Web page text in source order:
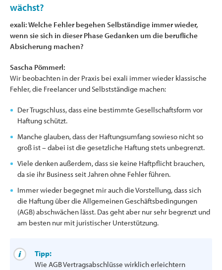
wächst?
exali: Welche Fehler begehen Selbständige immer wieder,
wenn sie sich in dieser Phase Gedanken um die berufliche
Absicherung machen?
Sascha Pömmerl:
Wir beobachten in der Praxis bei exali immer wieder klassische
Fehler, die Freelancer und Selbstständige machen:
Der Trugschluss, dass eine bestimmte Gesellschaftsform vor
Haftung schützt.
Manche glauben, dass der Haftungsumfang sowieso nicht so
groß ist – dabei ist die gesetzliche Haftung stets unbegrenzt.
Viele denken außerdem, dass sie keine Haftpflicht brauchen,
da sie ihr Business seit Jahren ohne Fehler führen.
Immer wieder begegnet mir auch die Vorstellung, dass sich
die Haftung über die Allgemeinen Geschäftsbedingungen
(AGB) abschwächen lässt. Das geht aber nur sehr begrenzt und
am besten nur mit juristischer Unterstützung.
Tipp:
Wie AGB Vertragsabschlüsse wirklich erleichtern